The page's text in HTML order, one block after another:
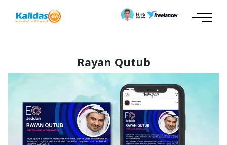
Rayan Qutub